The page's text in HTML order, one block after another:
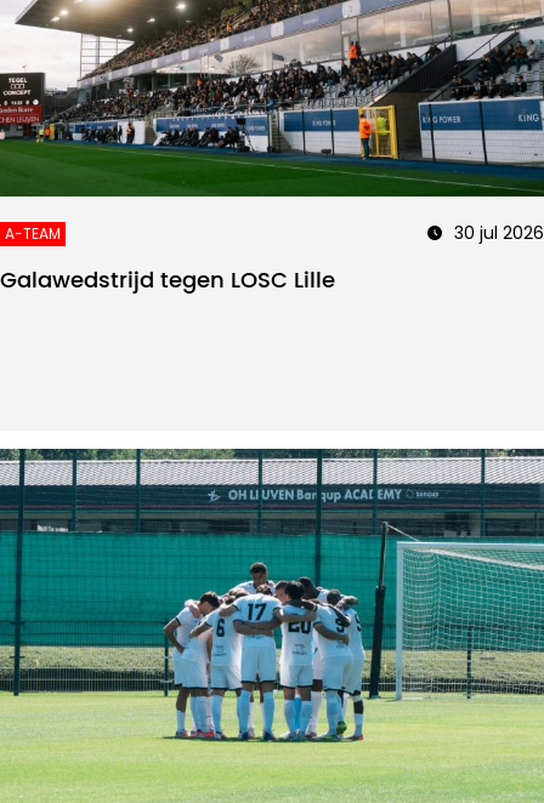
A-TEAM 30 jul 2026
Galawedstrijd tegen LOSC Lille